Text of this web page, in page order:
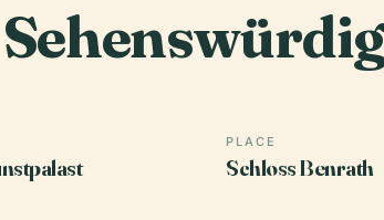
PLACE
Schloss Benrath